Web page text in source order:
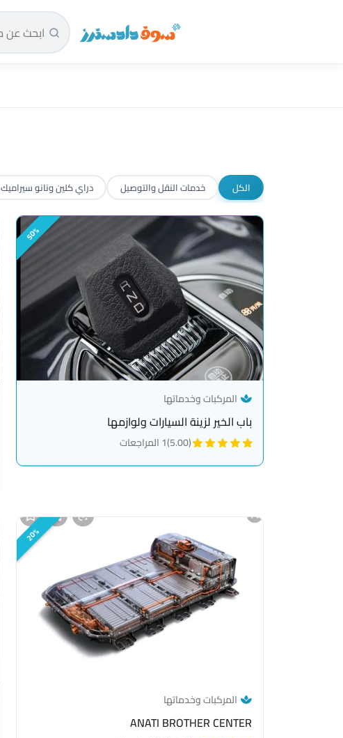
سوق دادسترز الرئيسية
الكل خدمات النقل والتوصيل دراي كلين ونانو سيراميك
50%
المركبات وخدماتها
باب الخير لزينة السيارات ولوازمها
(5.00) 1 المراجعات
20%
المركبات وخدماتها
ANATI BROTHER CENTER